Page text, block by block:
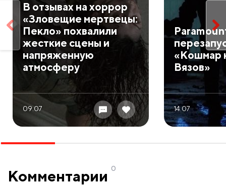
В отзывах на хоррор
«Зловещие мертвецы:
Пекло» похвалили
жесткие сцены и
напряженную
атмосферу
09.07
«Кошмар
Вязов»
14.07
Комментарии 0